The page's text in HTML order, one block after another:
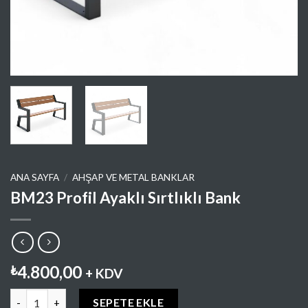
ANA SAYFA / AHŞAP VE METAL BANKLAR
BM23 Profil Ayaklı Sırtlıklı Bank
₺4.800,00 + KDV
SEPETE EKLE